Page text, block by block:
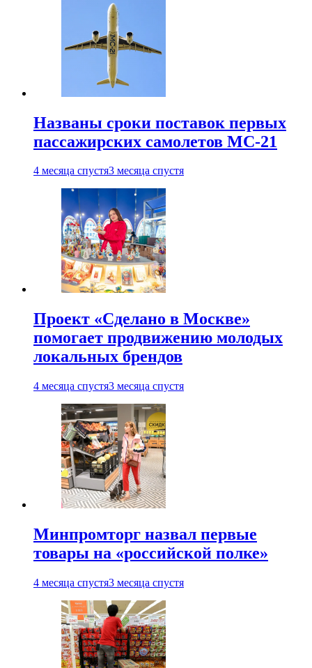
Названы сроки поставок первых
пассажирских самолетов МС-21
4 месяца спустя3 месяца спустя
Проект «Сделано в Москве»
помогает продвижению молодых
локальных брендов
4 месяца спустя3 месяца спустя
Минпромторг назвал первые
товары на «российской полке»
4 месяца спустя3 месяца спустя